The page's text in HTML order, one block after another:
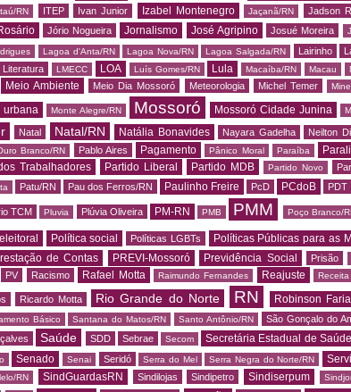
RN ITEP Ivan Junior Izabel Montenegro Jaçanã/RN Jadson
Jório Nogueira Jornalismo José Agripino Josué Moreira
Lagoa d'Anta/RN Lagoa Nova/RN Lagoa Salgada/RN Lairinho
Literatura LMECC LOA Luís Gomes/RN Lula Macaíba/RN Macau
Meio Ambiente Meio Dia Mossoró Meteorologia Michel Temer
urbana Monte Alegre/RN Mossoró Mossoró Cidade Junina
Natal Natal/RN Natália Bonavides Nayara Gadelha Neilton
Branco/RN Pablo Aires Pagamento Pânico Moral Paraíba
Trabalhadores Partido Liberal Partido MDB Partido Novo
Patu/RN Pau dos Ferros/RN Paulinho Freire PcD PCdoB PDT
TCM Pluvia Plúvia Oliveira PM-RN PMB PMM Poço Branco/
Política social Políticas LGBTs Políticas Públicas para as
de Contas PREVI-Mossoró Previdência Social Prisão
PV Racismo Rafael Motta Raimundo Fernandes Reajuste
Ricardo Motta Rio Grande do Norte RN Robinson Faria
Básico Santana do Matos/RN Santo Antônio/RN São Gonçalo do
Saúde SDD Sebrae Secom Secretária Estadual de Saúde
Senado Senai Seridó Serra do Mel Serra Negra do Norte/RN
RN SindGuardasRN Sindilojas Sindipetro Sindiserpum